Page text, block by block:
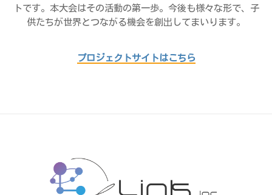
トです。本大会はその活動の第一歩。今後も様々な形で、子
供たちが世界とつながる機会を創出してまいります。
プロジェクトサイトはこちら